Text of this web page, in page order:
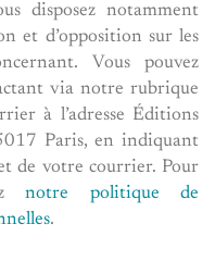
disposez notamment
et d’opposition sur les
Vous pouvez
via notre rubrique
à l’adresse Éditions
Paris, en indiquant
de votre courrier. Pour
notre politique de
.